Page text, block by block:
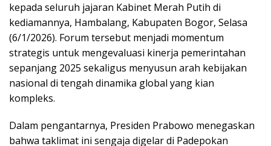
kepada seluruh jajaran Kabinet Merah Putih di
kediamannya, Hambalang, Kabupaten Bogor, Selasa
(6/1/2026). Forum tersebut menjadi momentum
strategis untuk mengevaluasi kinerja pemerintahan
sepanjang 2025 sekaligus menyusun arah kebijakan
nasional di tengah dinamika global yang kian
kompleks.
Dalam pengantarnya, Presiden Prabowo menegaskan
bahwa taklimat ini sengaja digelar di Padepokan